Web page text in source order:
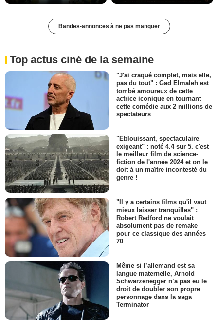
Bandes-annonces à ne pas manquer
Top actus ciné de la semaine
"J'ai craqué complet, mais elle,
pas du tout" : Gad Elmaleh est
tombé amoureux de cette
actrice iconique en tournant
cette comédie aux 2 millions de
spectateurs
"Eblouissant, spectaculaire,
exigeant" : noté 4,4 sur 5, c'est
le meilleur film de science-
fiction de l'année 2024 et on le
doit à un maître incontesté du
genre !
"Il y a certains films qu'il vaut
mieux laisser tranquilles" :
Robert Redford ne voulait
absolument pas de remake
pour ce classique des années
70
Même si l’allemand est sa
langue maternelle, Arnold
Schwarzenegger n’a pas eu le
droit de doubler son propre
personnage dans la saga
Terminator